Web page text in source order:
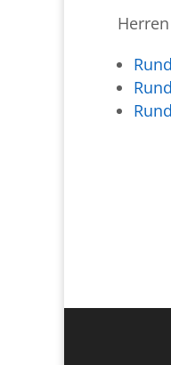
Herren